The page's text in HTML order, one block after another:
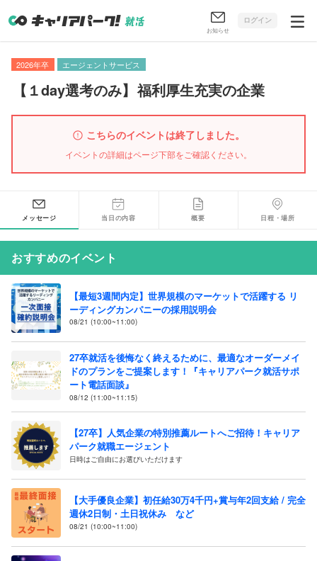
お知らせ
ログイン
2026年卒 エージェントサービス
【 １day選考のみ】 福利厚生充実の企業
こちらのイベントは終了しました。
イベントの詳細はページ下部をご確認ください。
メッセージ 当日の内容 概要 日程・場所
おすすめのイベント
【最短3週間内定】世界規模のマーケットで活躍する リ
ーディングカンパニーの採用説明会
08/21 (10:00~11:00)
27卒就活を後悔なく終えるために、最適なオーダーメイ
ドのプランをご提案します！『キャリアパーク就活サポ
ート電話面談』
08/12 (11:00~11:15)
【27卒】人気企業の特別推薦ルートへご招待！キャリア
パーク就職エージェント
日時はご自由にお選びいただけます
【大手優良企業】初任給30万4千円+賞与年2回支給 / 完全
週休2日制・土日祝休み など
08/21 (10:00~11:00)